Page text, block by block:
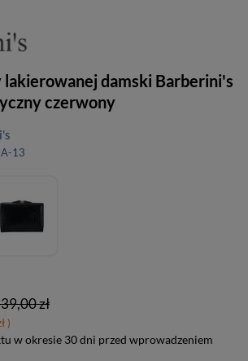
damski Barberini's
czerwony
13
zł
)
w okresie 30 dni przed wprowadzeniem